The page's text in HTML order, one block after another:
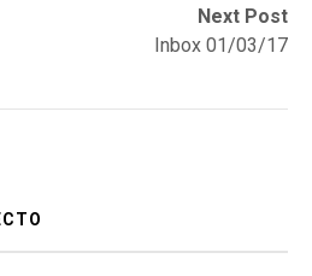
Next Post
Inbox 01/03/17